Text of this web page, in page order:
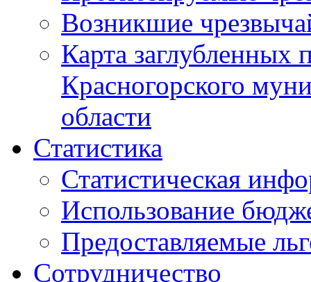
Возникшие
Карта
Красногорского
области
Статистика
Статистическая
Использование
Предоставляемые
Сотрудничество